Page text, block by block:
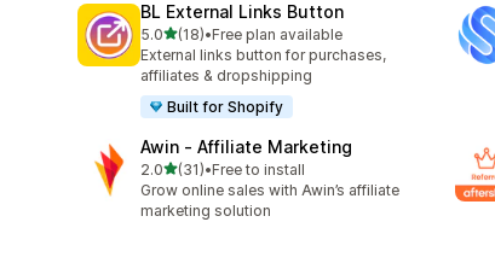
BL External Links Button
5.0เต็ม 5 ดาว
(18)
ทั้งหมด 18 รีวิว
•Free plan available
External links button for purchases,
affiliates & dropshipping
Built for Shopify
Awin ‑ Affiliate Marketing
2.0เต็ม 5 ดาว
(31)
ทั้งหมด 31 รีวิว
•Free to install
Grow online sales with Awin’s affiliate
marketing solution